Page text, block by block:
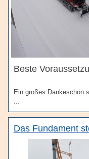
Beste
Ein großes Dankeschön
...
Das Fundament